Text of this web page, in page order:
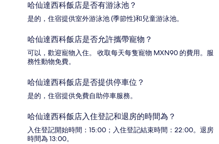
哈仙達西科飯店是否有游泳池？
是的，住宿提供室外游泳池 (季節性)和兒童游泳池。
哈仙達西科飯店是否允許攜帶寵物？
可以，歡迎寵物入住。 收取每天每隻寵物 MXN90 的費用。服
務性動物免費。
哈仙達西科飯店是否提供停車位？
是的，住宿提供免費自助停車服務。
哈仙達西科飯店入住登記和退房的時間為？
入住登記開始時間：15:00；入住登記結束時間：22:00。退房
時間為 13:00。